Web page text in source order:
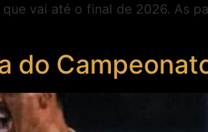
vai até o final de 2026. As
do